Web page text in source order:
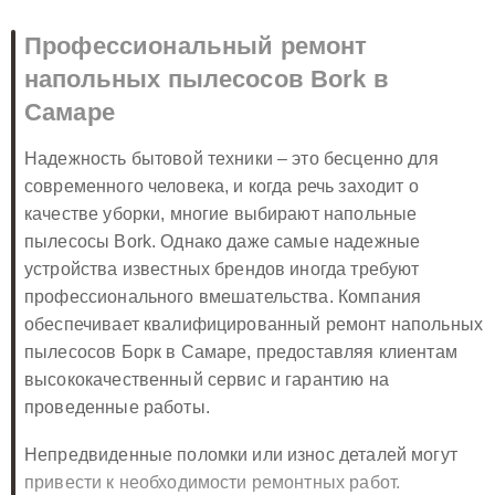
Профессиональный ремонт
напольных пылесосов Bork в
Самаре
Надежность бытовой техники – это бесценно для
современного человека, и когда речь заходит о
качестве уборки, многие выбирают напольные
пылесосы Bork. Однако даже самые надежные
устройства известных брендов иногда требуют
профессионального вмешательства. Компания
обеспечивает квалифицированный ремонт напольных
пылесосов Борк в Самаре, предоставляя клиентам
высококачественный сервис и гарантию на
проведенные работы.
Непредвиденные поломки или износ деталей могут
привести к необходимости ремонтных работ.